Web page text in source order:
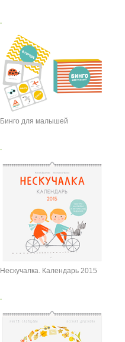
.
Бинго для малышей
.
Нескучалка. Календарь 2015
.